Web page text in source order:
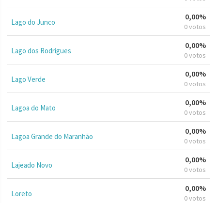
Lago do Junco
0,00%
0 votos
Lago dos Rodrigues
0,00%
0 votos
Lago Verde
0,00%
0 votos
Lagoa do Mato
0,00%
0 votos
Lagoa Grande do Maranhão
0,00%
0 votos
Lajeado Novo
0,00%
0 votos
Loreto
0,00%
0 votos